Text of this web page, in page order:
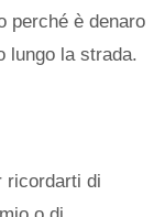
perché è denaro
lungo la strada.
ricordarti di